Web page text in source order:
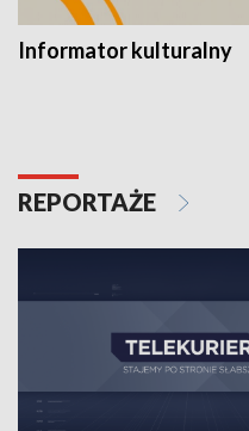
Informator kulturalny
REPORTAŻE